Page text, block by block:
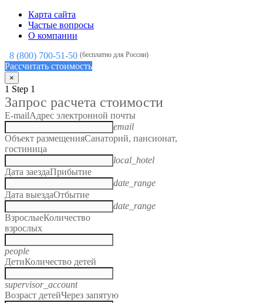
Карта сайта
Частые вопросы
О компании
8 (800) 700-51-50 (бесплатно для России)
Рассчитать стоимость
×
1 Step 1
Запрос расчета стоимости
E-mailАдрес электронной почты
email
Объект размещенияСанаторий, пансионат,
гостиница
local_hotel
Дата заездаПрибытие
date_range
Дата выездаОтбытие
date_range
ВзрослыеКоличество
взрослых
people
ДетиКоличество детей
supervisor_account
Возраст детейЧерез запятую